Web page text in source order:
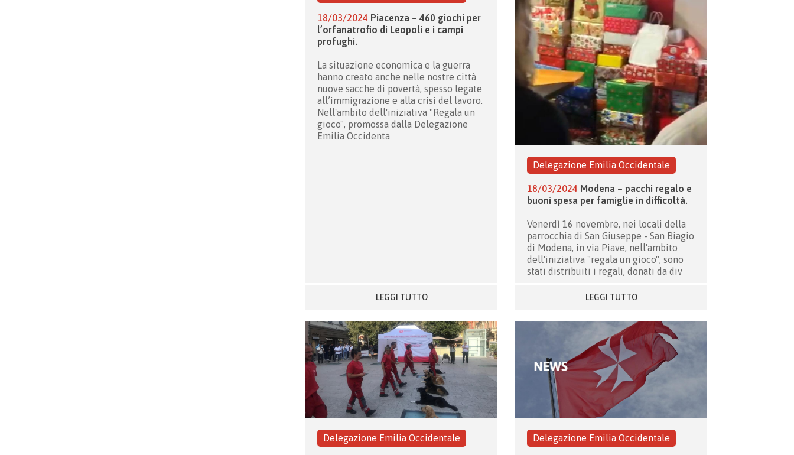
18/03/2024 Piacenza – 460 giochi per
l’orfanatrofio di Leopoli e i campi
profughi.
La situazione economica e la guerra
hanno creato anche nelle nostre città
nuove sacche di povertà, spesso legate
all’immigrazione e alla crisi del lavoro.
Nell'ambito dell'iniziativa "Regala un
gioco", promossa dalla Delegazione
Emilia Occidenta
LEGGI TUTTO
Delegazione Emilia Occidentale
18/03/2024 Modena – pacchi regalo e
buoni spesa per famiglie in difficoltà.
Venerdì 16 novembre, nei locali della
parrocchia di San Giuseppe - San Biagio
di Modena, in via Piave, nell'ambito
dell'iniziativa "regala un gioco", sono
stati distribuiti i regali, donati da div
LEGGI TUTTO
Delegazione Emilia Occidentale Delegazione Emilia Occidentale